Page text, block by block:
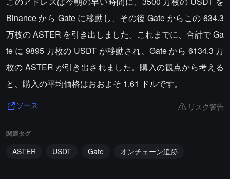
Binance から Gate に移動し、その後 Gate からこの 634.3
万枚の ASTER を引き出しました。これまでに、合計で Ga
te に 9895 万枚の USDT が移動され、Gate から 6134.3 万
枚の ASTER が引き出されました。購入の観点から考える
と、購入の平均価格はおおよそ 1.61 ドルです。
ソース リスク警告
関連タグ
ASTER USDT Gate オンチェーン追跡